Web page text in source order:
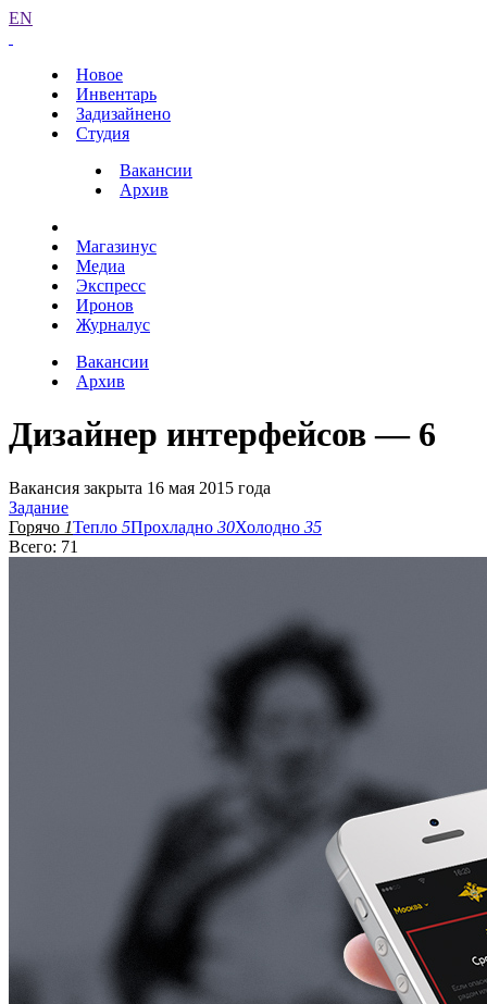
EN
Новое
Инвентарь
Задизайнено
Студия
Вакансии
Архив
Магазинус
Медиа
Экспресс
Иронов
Журналус
Вакансии
Архив
Дизайнер интерфейсов — 6
Вакансия закрыта 16 мая 2015 года
Задание
Горячо 1Тепло 5Прохладно 30Холодно 35
Всего: 71